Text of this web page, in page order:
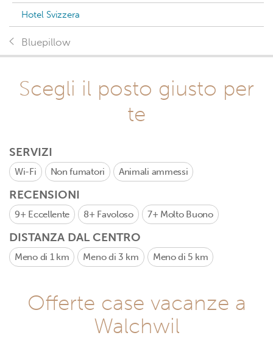
Hotel Svizzera
Bluepillow
Scegli il posto giusto per
te
SERVIZI
Wi-Fi Non fumatori Animali ammessi
RECENSIONI
9+ Eccellente 8+ Favoloso 7+ Molto Buono
DISTANZA DAL CENTRO
Meno di 1 km Meno di 3 km Meno di 5 km
Offerte case vacanze a
Walchwil